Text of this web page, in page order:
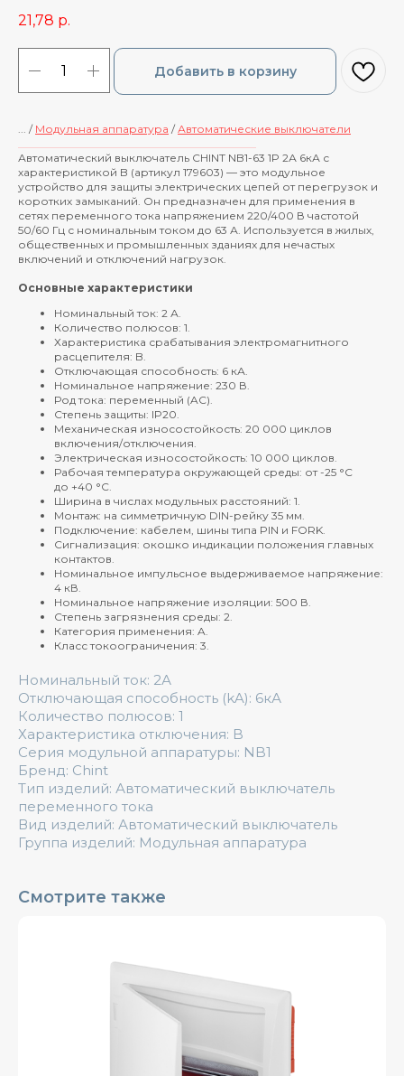
21,78 р.
Добавить в корзину
... / Модульная аппаратура / Автоматические выключатели
Автоматический выключатель CHINT NB1-63 1P 2А 6кА с
характеристикой B (артикул 179603) — это модульное
устройство для защиты электрических цепей от перегрузок и
коротких замыканий. Он предназначен для применения в
сетях переменного тока напряжением 220/400 В частотой
50/60 Гц с номинальным током до 63 А. Используется в жилых,
общественных и промышленных зданиях для нечастых
включений и отключений нагрузок.
Основные характеристики
Номинальный ток: 2 А.
Количество полюсов: 1.
Характеристика срабатывания электромагнитного
расцепителя: B.
Отключающая способность: 6 кА.
Номинальное напряжение: 230 В.
Род тока: переменный (AC).
Степень защиты: IP20.
Механическая износостойкость: 20 000 циклов
включения/отключения.
Электрическая износостойкость: 10 000 циклов.
Рабочая температура окружающей среды: от -25 °C
до +40 °C.
Ширина в числах модульных расстояний: 1.
Монтаж: на симметричную DIN-рейку 35 мм.
Подключение: кабелем, шины типа PIN и FORK.
Сигнализация: окошко индикации положения главных
контактов.
Номинальное импульсное выдерживаемое напряжение:
4 кВ.
Номинальное напряжение изоляции: 500 В.
Степень загрязнения среды: 2.
Категория применения: A.
Класс токоограничения: 3.
Номинальный ток: 2А
Отключающая способность (kA): 6кА
Количество полюсов: 1
Характеристика отключения: B
Серия модульной аппаратуры: NB1
Бренд: Chint
Тип изделий: Автоматический выключатель
переменного тока
Вид изделий: Автоматический выключатель
Группа изделий: Модульная аппаратура
Смотрите также